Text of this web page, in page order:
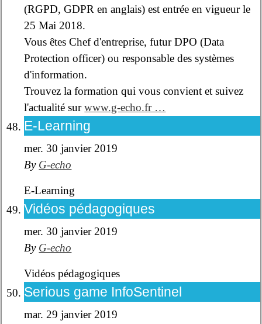
(RGPD, GDPR en anglais) est entrée en vigueur le
25 Mai 2018.
Vous êtes Chef d'entreprise, futur DPO (Data
Protection officer) ou responsable des systèmes
d'information.
Trouvez la formation qui vous convient et suivez
l'actualité surwww.g-echo.fr …
E-Learning
mer. 30 janvier 2019
By G-echo
E-Learning
Vidéos pédagogiques
mer. 30 janvier 2019
By G-echo
Vidéos pédagogiques
Serious game InfoSentinel
mar. 29 janvier 2019